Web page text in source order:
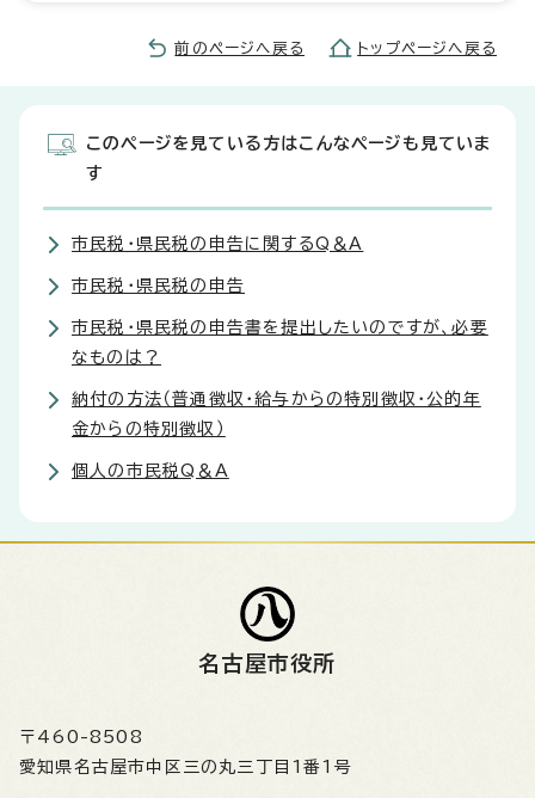
前のページへ戻る トップページへ戻る
このページを見ている方はこんなページも見ていま
す
市民税・県民税の申告に関するQ＆A
市民税・県民税の申告
市民税・県民税の申告書を提出したいのですが、必要
なものは？
納付の方法（普通徴収・給与からの特別徴収・公的年
金からの特別徴収）
個人の市民税Q＆A
名古屋市役所
〒460-8508
愛知県名古屋市中区三の丸三丁目1番1号